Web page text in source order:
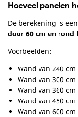
Hoeveel panelen
De berekening is
door 60 cm en rond
Voorbeelden:
Wand van 240
Wand van 300
Wand van 360
Wand van 450
Wand van 600